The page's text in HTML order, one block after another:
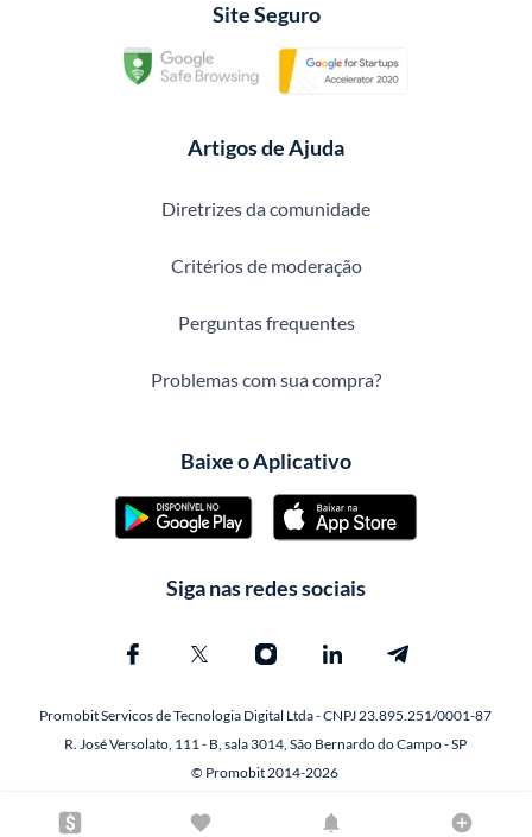
Site Seguro
Artigos de Ajuda
Diretrizes da comunidade
Critérios de moderação
Perguntas frequentes
Problemas com sua compra?
Baixe o Aplicativo
Siga nas redes sociais
Promobit Servicos de Tecnologia Digital Ltda - CNPJ 23.895.251/0001-87
R. José Versolato, 111 - B, sala 3014, São Bernardo do Campo - SP
© Promobit 2014-2026